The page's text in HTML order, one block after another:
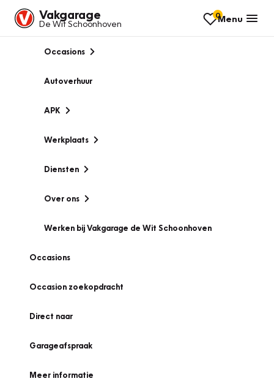
Vakgarage
De Wit Schoonhoven
0Menu
Occasions
Autoverhuur
APK
Werkplaats
Diensten
Over ons
Werken bij Vakgarage de Wit Schoonhoven
Occasions
Occasion zoekopdracht
Direct naar
Garageafspraak
Meer informatie